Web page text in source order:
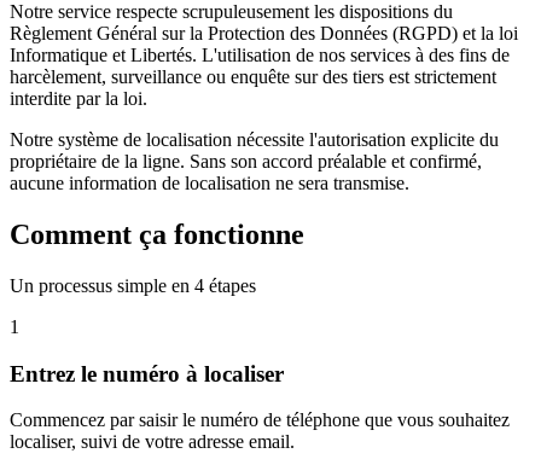
Notre service respecte scrupuleusement les dispositions du
Règlement Général sur la Protection des Données (RGPD) et la loi
Informatique et Libertés. L'utilisation de nos services à des fins de
harcèlement, surveillance ou enquête sur des tiers est strictement
interdite par la loi.
Notre système de localisation nécessite l'autorisation explicite du
propriétaire de la ligne. Sans son accord préalable et confirmé,
aucune information de localisation ne sera transmise.
Comment ça fonctionne
Un processus simple en 4 étapes
1
Entrez le numéro à localiser
Commencez par saisir le numéro de téléphone que vous souhaitez
localiser, suivi de votre adresse email.